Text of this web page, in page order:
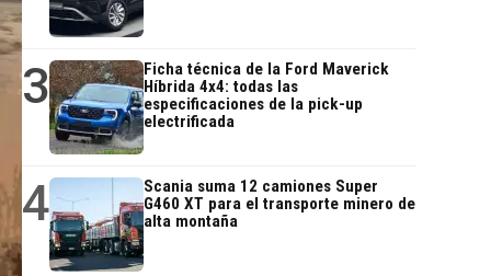
3
Ficha técnica de la Ford Maverick
Híbrida 4x4: todas las
especificaciones de la pick-up
electrificada
4
Scania suma 12 camiones Super
G460 XT para el transporte minero de
alta montaña